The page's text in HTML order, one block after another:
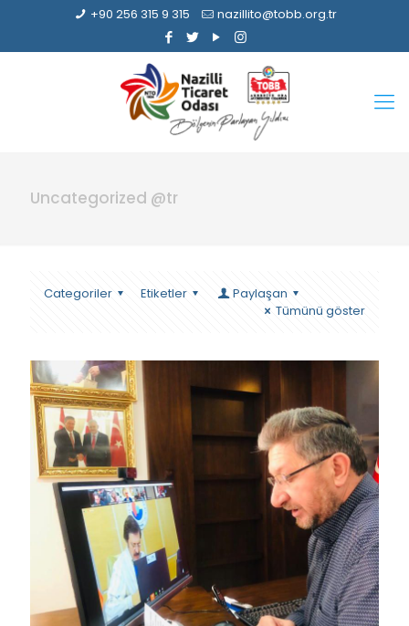
+90 256 315 9 315 nazillito@tobb.org.tr
Uncategorized @tr
Categoriler Etiketler
Paylaşan
Tümünü göster